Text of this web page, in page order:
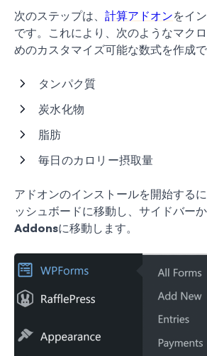
次のステップは、 計算アドオンをイ
です。これにより、次のようなマク
めのカスタマイズ可能な数式を作成で
タンパク質
炭水化物
脂肪
毎日のカロリー摂取量
アドオンのインストールを開始する
ッシュボードに移動し、サイドバー
Addonsに移動します。